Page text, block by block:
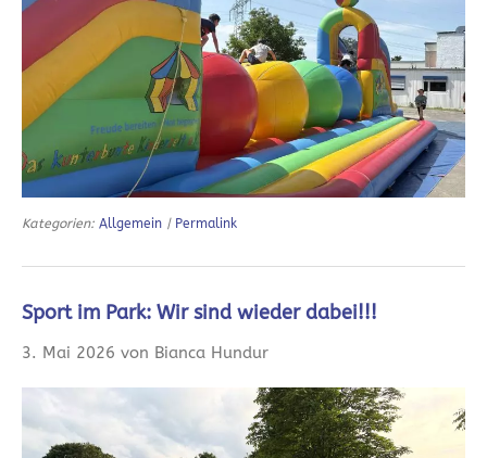
Kategorien: Allgemein | Permalink
Sport im Park: Wir sind wieder dabei!!!
3. Mai 2026 von Bianca Hundur